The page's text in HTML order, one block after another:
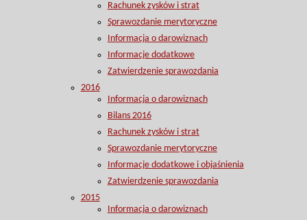
Rachunek zysków i strat
Sprawozdanie merytoryczne
Informacja o darowiznach
Informacje dodatkowe
Zatwierdzenie sprawozdania
2016
Informacja o darowiznach
Bilans 2016
Rachunek zysków i strat
Sprawozdanie merytoryczne
Informacje dodatkowe i objaśnienia
Zatwierdzenie sprawozdania
2015
Informacja o darowiznach